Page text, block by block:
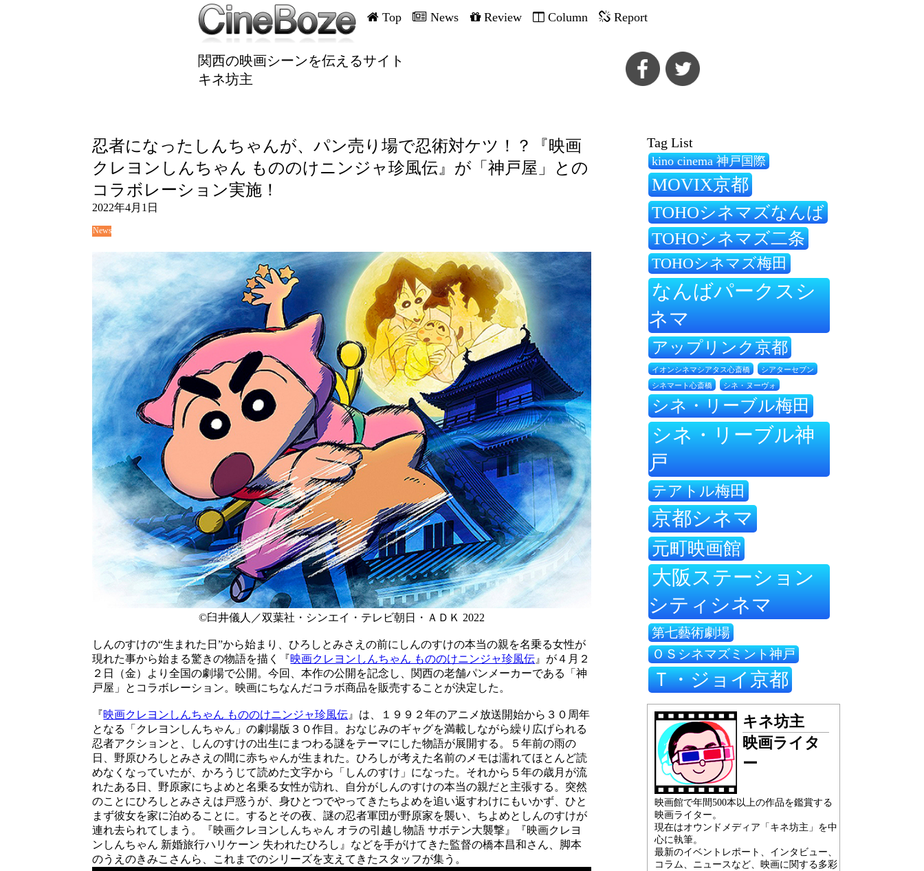
Top News Review Column Report
関西の映画シーンを伝えるサイト
キネ坊主
忍者になったしんちゃんが、パン売り場で忍術対ケツ！？『映画
クレヨンしんちゃん もののけニンジャ珍風伝』が「神戸屋」との
コラボレーション実施！
2022年4月1日
News
©臼井儀人／双葉社・シンエイ・テレビ朝日・ＡＤＫ 2022
しんのすけの“生まれた日”から始まり、ひろしとみさえの前にしんのすけの本当の親を名乗る女性が
現れた事から始まる驚きの物語を描く『映画クレヨンしんちゃん もののけニンジャ珍風伝 』が４月２
２日（金）より全国の劇場で公開。今回、本作の公開を記念し、関西の老舗パンメーカーである「神
戸屋」とコラボレーション。映画にちなんだコラボ商品を販売することが決定した。
『映画クレヨンしんちゃん もののけニンジャ珍風伝 』は、１９９２年のアニメ放送開始から３０周年
となる「クレヨンしんちゃん」の劇場版３０作目。おなじみのギャグを満載しながら繰り広げられる
忍者アクションと、しんのすけの出生にまつわる謎をテーマにした物語が展開する。５年前の雨の
日、野原ひろしとみさえの間に赤ちゃんが生まれた。ひろしが考えた名前のメモは濡れてほとんど読
めなくなっていたが、かろうじて読めた文字から「しんのすけ」になった。それから５年の歳月が流
れたある日、野原家にちよめと名乗る女性が訪れ、自分がしんのすけの本当の親だと主張する。突然
のことにひろしとみさえは戸惑うが、身ひとつでやってきたちよめを追い返すわけにもいかず、ひと
まず彼女を家に泊めることに。するとその夜、謎の忍者軍団が野原家を襲い、ちよめとしんのすけが
連れ去られてしまう。『映画クレヨンしんちゃん オラの引越し物語 サボテン大襲撃』『映画クレヨ
ンしんちゃん 新婚旅行ハリケーン 失われたひろし』などを手がけてきた監督の橋本昌和さん、脚本
のうえのきみこさんら、これまでのシリーズを支えてきたスタッフが集う。
Tag List
kino cinema 神戸国際
MOVIX京都
TOHOシネマズなんば
TOHOシネマズ二条
TOHOシネマズ梅田
なんばパークスシ
ネマ
アップリンク京都
イオンシネマシアタス心斎橋 シアターセブン
シネマート心斎橋 シネ・ヌーヴォ
シネ・リーブル梅田
シネ・リーブル神
戸
テアトル梅田
京都シネマ
元町映画館
大阪ステーション
シティシネマ
第七藝術劇場
ＯＳシネマズミント神戸
Ｔ・ジョイ京都
キネ坊主
映画ライタ
ー
映画館で年間500本以上の作品を鑑賞する
映画ライター。
現在はオウンドメディア「キネ坊主」を中
心に執筆。
最新のイベントレポート、インタビュー、
コラム、ニュースなど、映画に関する多彩